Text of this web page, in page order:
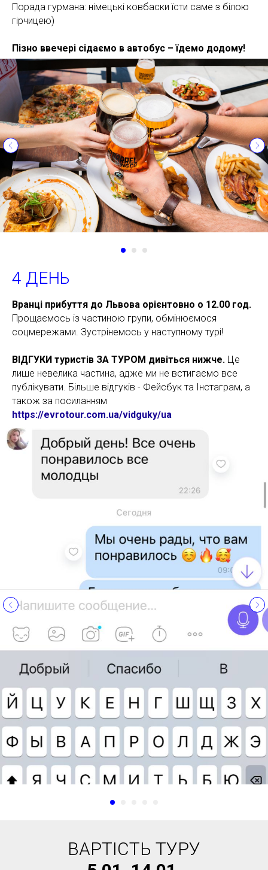
Порада гурмана: німецькі ковбаски їсти саме з білою
гірчицею)
Пізно ввечері сідаємо в автобус – їдемо додому!
4 ДЕНЬ
Вранці прибуття до Львова орієнтовно о 12.00 год.
Прощаємось із частиною групи, обмінюємося
соцмережами. Зустрінемось у наступному турі!
ВІДГУКИ туристів ЗА ТУРОМ дивіться нижче. Це
лише невелика частина, адже ми не встигаємо все
публікувати. Більше відгуків - Фейсбук та Інстаграм, а
також за посиланням
https://evrotour.com.ua/vidguky/ua
ВАРТІСТЬ ТУРУ